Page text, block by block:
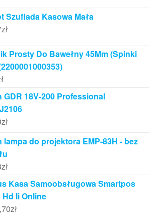
Szuflada Kasowa Mała
zł
Prosty Do Bawełny 45Mm (Spinki
GDR 18V-200 Professional
zł
lampa do projektora EMP-83H - bez
zł
Kasa Samoobsługowa Smartpos
Hd Ii Online
zł